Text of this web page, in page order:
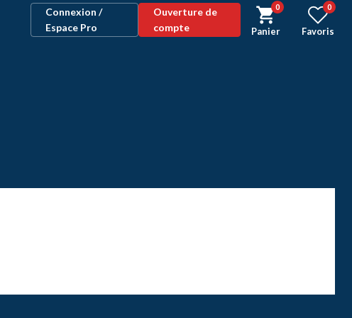
Connexion /
Espace Pro
Ouverture de
compte
0
Panier
0
Favoris